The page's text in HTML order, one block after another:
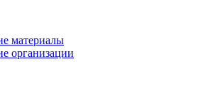
материалы
организации